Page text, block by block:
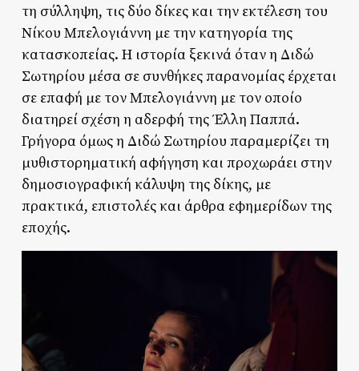
τη σύλληψη, τις δύο δίκες και την εκτέλεση του
Νίκου Μπελογιάννη με την κατηγορία της
κατασκοπείας. H ιστορία ξεκινά όταν η Διδώ
Σωτηρίου μέσα σε συνθήκες παρανομίας έρχεται
σε επαφή με τον Μπελογιάννη με τον οποίο
διατηρεί σχέση η αδερφή της Έλλη Παππά.
Γρήγορα όμως η Διδώ Σωτηρίου παραμερίζει τη
μυθιστορηματική αφήγηση και προχωράει στην
δημοσιογραφική κάλυψη της δίκης, με
πρακτικά, επιστολές και άρθρα εφημερίδων της
εποχής.